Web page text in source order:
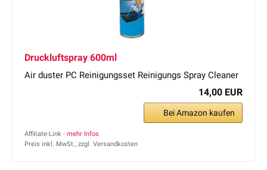
Druckluftspray 600ml
Air duster PC Reinigungsset Reinigungs Spray Cleaner
14,00 EUR
Bei Amazon kaufen
Affiliate-Link - mehr Infos
Preis inkl. MwSt., zzgl. Versandkosten